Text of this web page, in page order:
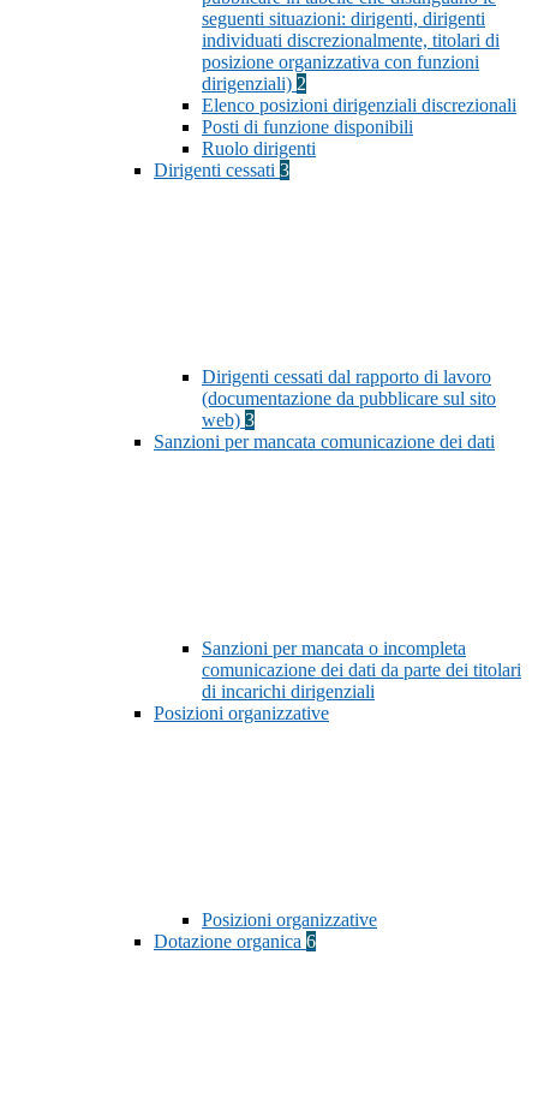
seguenti situazioni: dirigenti, dirigenti
individuati discrezionalmente, titolari di
posizione organizzativa con funzioni
dirigenziali) 2
Elenco posizioni dirigenziali discrezionali
Posti di funzione disponibili
Ruolo dirigenti
Dirigenti cessati 3
Dirigenti cessati dal rapporto di lavoro
(documentazione da pubblicare sul sito
web) 3
Sanzioni per mancata comunicazione dei dati
Sanzioni per mancata o incompleta
comunicazione dei dati da parte dei titolari
di incarichi dirigenziali
Posizioni organizzative
Posizioni organizzative
Dotazione organica 6